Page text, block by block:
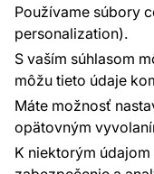
Používame súbory
personalization).
S vaším súhlasom
môžu tieto údaje
Máte možnosť
opätovným
K niektorým
Vrátenie tovaru
Certifikácia CE
Plánovač tapiet
Platobné metódy: